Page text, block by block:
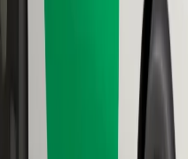
Jízda za pár minut!
Stáhněte si aplikaci Bolt
Objevte své oblíbené jídlo!
Stáhněte si aplikaci Bolt Food